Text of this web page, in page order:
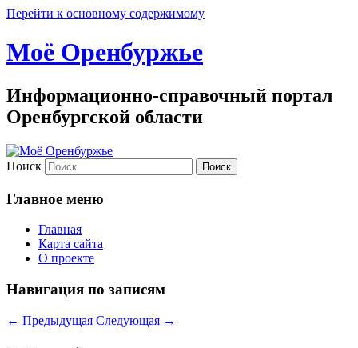
Перейти к основному содержимому
Моё Оренбуржье
Информационно-справочный портал
Оренбургской области
Поиск
Главное меню
Главная
Карта сайта
О проекте
Навигация по записям
← Предыдущая Следующая →